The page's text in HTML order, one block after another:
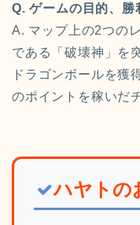
Q. ゲームの目的、勝
A. マップ上の2つの
である「破壊神」を
ドラゴンボールを獲
のポイントを稼いだ
ハヤトの